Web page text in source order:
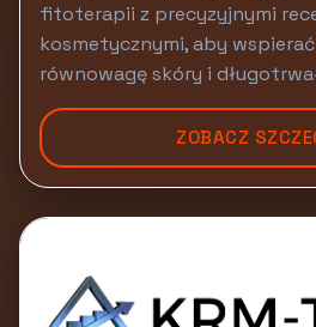
fitoterapii z precyzyjnymi
kosmetycznymi, aby
równowagę skóry i
ZOBACZ